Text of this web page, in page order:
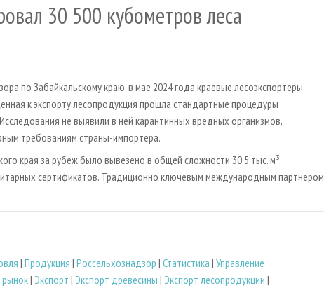
30 500 кубометров леса
по Забайкальскому краю, в мае 2024 года краевые лесоэкспортеры
к экспорту лесопродукция прошла стандартные процедуры
не выявили в ней карантинных вредных организмов,
требованиям страны-импортера.
края за рубеж было вывезено в общей сложности 30,5 тыс. м³
сертификатов. Традиционно ключевым международным партнером
| Продукция | Россельхознадзор | Статистика | Управление
рынок| Экспорт | Экспорт древесины | Экспорт лесопродукции |